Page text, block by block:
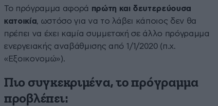
Το πρόγραμμα αφορά πρώτη και δευτερεύουσα
κατοικία, ωστόσο για να το λάβει κάποιος δεν θα
πρέπει να έχει καμία συμμετοχή σε άλλο πρόγραμμα
ενεργειακής αναβάθμισης από 1/1/2020 (π.χ.
«Εξοικονομώ»).
Πιο συγκεκριμένα, το πρόγραμμα
προβλέπει: